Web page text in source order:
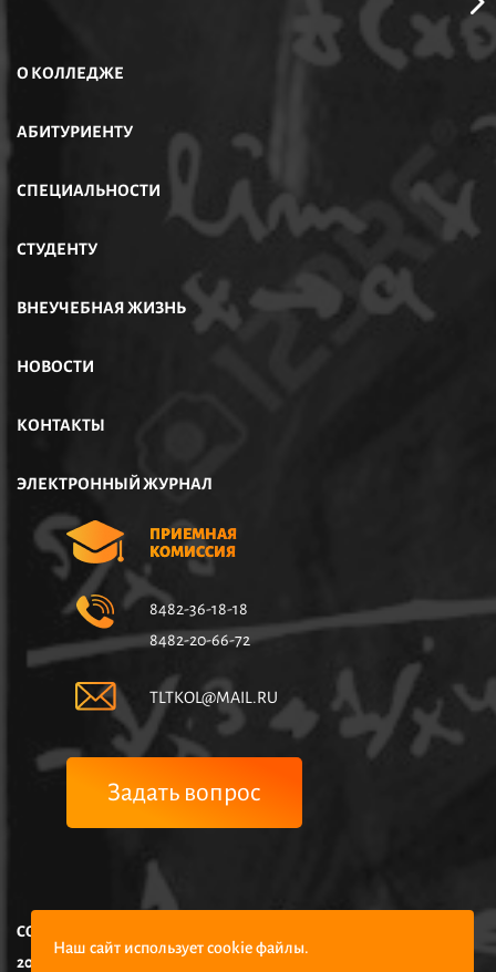
О КОЛЛЕДЖЕ
АБИТУРИЕНТУ
СПЕЦИАЛЬНОСТИ
СТУДЕНТУ
ВНЕУЧЕБНАЯ ЖИЗНЬ
НОВОСТИ
КОНТАКТЫ
ЭЛЕКТРОННЫЙ ЖУРНАЛ
ПРИЕМНАЯ
КОМИССИЯ
8482-36-18-18
8482-20-66-72
TLTKOL@MAIL.RU
Задать вопрос
COPYRIGHT © НЧУПО КОЛЛЕДЖ УПРАВЛЕНИЯ И ЭКОНОМИКИ,
2025
Наш сайт использует cookie файлы.